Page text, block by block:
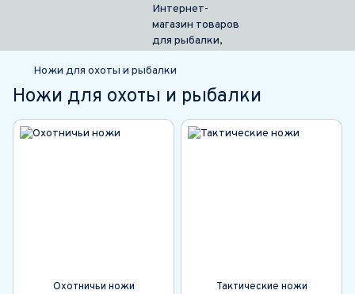
Ножи для охоты и рыбалки
Ножи для охоты и рыбалки
Охотничьи ножи Тактические ножи